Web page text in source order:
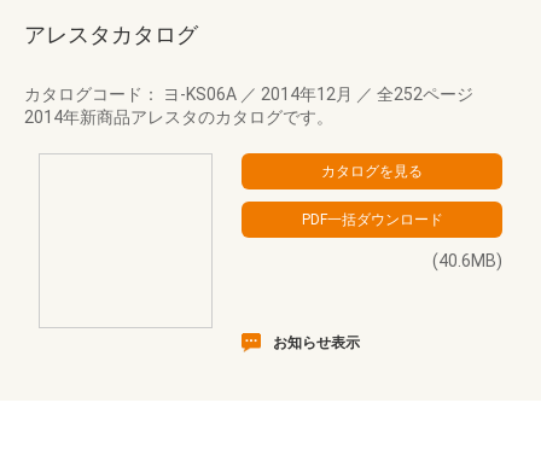
アレスタカタログ
カタログコード： ヨ-KS06A ／ 2014年12月 ／ 全252ページ
2014年新商品アレスタのカタログです。
(40.6MB)
お知らせ表示